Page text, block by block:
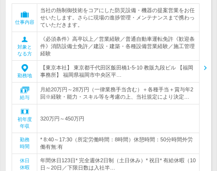
仕事内容
当社の熱制御技術をコアにした防災設備・機器の提案営業をお任
せいたします。さらに現場の進捗管理・メンテナンスまで携わっ
ていただきます。
対象と
なる方
《必須条件》高卒以上／営業経験／普通自動車運転免許《歓迎条
件》消防設備士免許／建設・建築・各種設備営業経験／施工管理
経験
勤務地
【東京本社】 東京都千代田区飯田橋1-5-10 教販九段ビル 【福岡
事務所】 福岡県福岡市中央区平…
給与
月給20万円～28万円（一律業務手当含む）＋各種手当＋賞与年2
回※経験・能力・スキル等を考慮の上、当社規定により決定…
初年度
年収
320万円～450万円
勤務
時間
* 8:40～17:30（所定労働時間：8時間）休憩時間：50分時間外労
働有無:有
休日
休暇
年間休日123日* 完全週休2日制（土日休み）* 祝日* 有給休暇（10
日～20日／下限日数は入社半…